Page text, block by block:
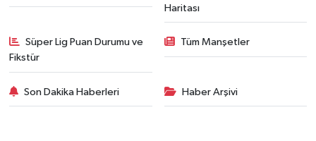
Haritası
Süper Lig Puan Durumu ve
Fikstür
Tüm Manşetler
Son Dakika Haberleri Haber Arşivi